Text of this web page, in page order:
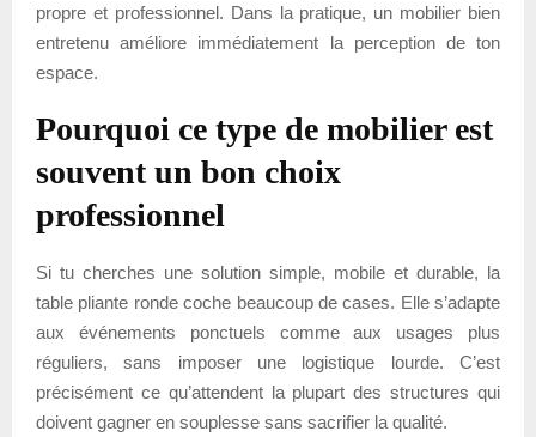
propre et professionnel. Dans la pratique, un mobilier bien
entretenu améliore immédiatement la perception de ton
espace.
Pourquoi ce type de mobilier est
souvent un bon choix
professionnel
Si tu cherches une solution simple, mobile et durable, la
table pliante ronde coche beaucoup de cases. Elle s’adapte
aux événements ponctuels comme aux usages plus
réguliers, sans imposer une logistique lourde. C’est
précisément ce qu’attendent la plupart des structures qui
doivent gagner en souplesse sans sacrifier la qualité.